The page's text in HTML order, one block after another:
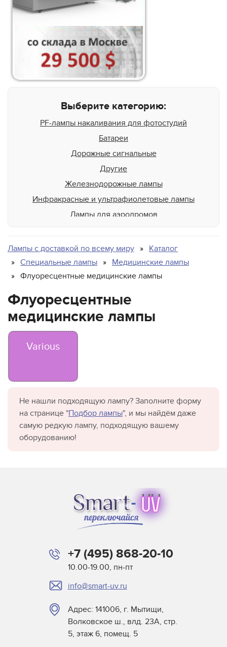
Лампы с доставкой по всему миру
Каталог
Специальные лампы
Медицинские лампы
Флуоресцентные медицинские лампы
Флуоресцентные
медицинские лампы
Various
Не нашли подходящую лампу? Заполните форму
на странице "Подбор лампы", и мы найдём даже
самую редкую лампу, подходящую вашему
оборудованию!
Выберите категорию:
PF-лампы накаливания для фотостудий
Батареи
Дорожные сигнальные
Другие
Железнодорожные лампы
Инфракрасные и ультрафиолетовые лампы
Лампы для аэродромов
Для освещения бассейна
Для подсветки пищевой продукции
Для теплиц
Лампы общего назначения
Лампы среднего и низкого напряжения в сборе
Миниатюрные лампы
Светодиодные лампы
Специальные лампы для бытовых приборов
Медицинские лампы
Аналитические лампы
Лампы для инструментов
Лампы для микроскопов
Лампы для операционных и смотровых
освещения
Лампы для спектрометрии
Ртутные лампы с короткой дугой
Светодиодные лампы для смотровых
Narva Types
+7 (495) 868-20-10
10.00-19.00, пн-пт
info@smart-uv.ru
Адрес: 141006, г. Мытищи,
Волковское ш., влд. 23А, стр.
5, этаж 6, помещ. 5